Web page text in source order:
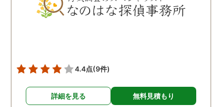
れて、実際に不貞の現場も
数回おさえることができと
らしいです。 また、さまざ
り、私の精神的なフォロー
だけでなく、その後の弁護
して下さり応援してるか
ねと温かい言葉までかけ
お願いしたいと思ってお
ます。本当にありがとう
4.4点(9件)
詳細を見る 無料見積もり